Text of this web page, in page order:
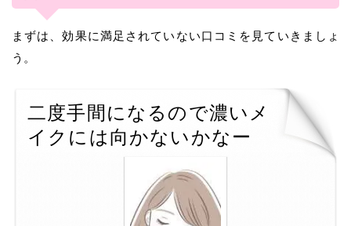
まずは、効果に満足されていない口コミを見ていきましょ
う。
二度手間になるので濃いメ
イクには向かないかなー